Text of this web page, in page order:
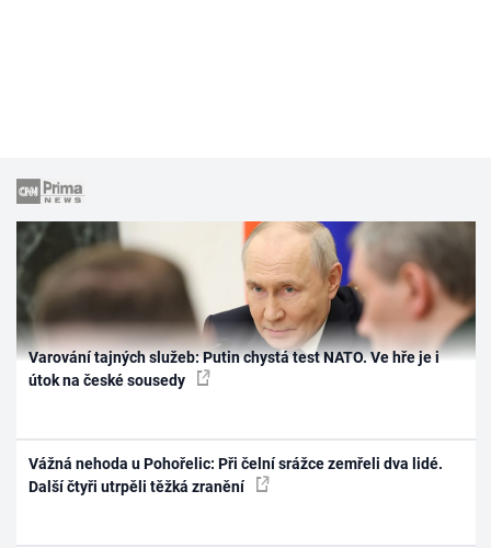
Varování tajných služeb: Putin chystá test NATO. Ve hře je i
útok na české sousedy
Vážná nehoda u Pohořelic: Při čelní srážce zemřeli dva lidé.
Další čtyři utrpěli těžká zranění